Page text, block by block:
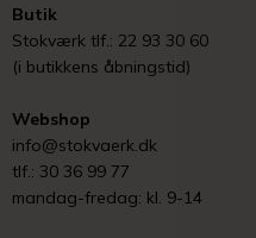
Butik
Stokværk tlf.: 22 93 30 60
(i butikkens åbningstid)
Webshop
info@stokvaerk.dk
tlf.: 30 36 99 77
mandag-fredag: kl. 9-14